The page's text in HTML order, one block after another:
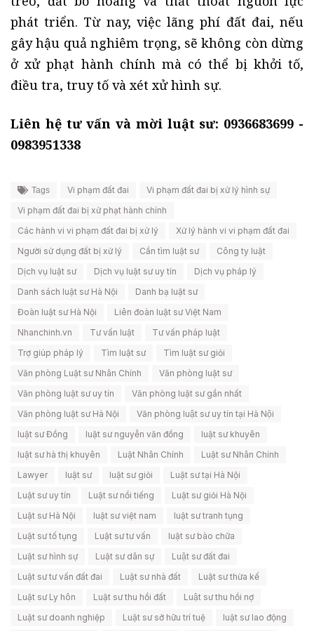
phát triển. Từ nay, việc lãng phí đất đai, nếu
gây hậu quả nghiêm trọng, sẽ không còn dừng
ở xử phạt hành chính mà có thể bị khởi tố,
điều tra, truy tố và xét xử hình sự.
Liên hệ tư vấn và mời luật sư: 0936683699 -
0983951338
Tags Vi phạm đất đai
Vi phạm đất đai bị xử lý hình sự
Vi phạm đất đai bị xử phạt hành chính
Các hành vi vi phạm đất đai bị xử lý
Xử lý hành vi vi phạm đất đai
Người sử dụng đất bị xử lý
Cần tìm luật sư
Công ty luật
Dịch vụ luật sư
Dịch vụ luật sư uy tín
Dịch vụ pháp lý
Danh sách luật sư Hà Nội
Danh bạ luật sư
Đoàn luật sư Hà Nội
Liên đoàn luật sư Việt Nam
Nhanchinh.vn
Tư vấn luật
Tư vấn pháp luật
Trợ giúp pháp lý
Tìm luật sư
Tìm luật sư giỏi
Văn phòng Luật sư Nhân Chính
Văn phòng luật sư
Văn phòng luật sư uy tín
Văn phòng luật sư gần nhất
Văn phòng luật sư Hà Nội
Văn phòng luật sư uy tín tại Hà Nội
luật sư Đồng
luật sư nguyễn văn đồng
luật sư khuyên
luật sư hà thị khuyên
Luật Nhân Chính
Luật sư Nhân Chính
Lawyer
luật sư luật sư giỏi
Luật sư tại Hà Nội
Luật sư uy tín
Luật sư nổi tiếng
Luật sư giỏi Hà Nội
Luật sư Hà Nội
luật sư việt nam
luật sư tranh tụng
Luật sư tố tụng
Luật sư tư vấn
luật sư bào chữa
Luật sư hình sự
Luật sư dân sự
Luật sư đất đai
Luật sư tư vấn đất đai
Luật sư nhà đất
Luật sư thừa kế
Luật sư Ly hôn
Luật sư thu hồi đất
Luật sư thu hồi nợ
Luật sư doanh nghiệp
Luật sư sở hữu trí tuệ
luật sư lao động